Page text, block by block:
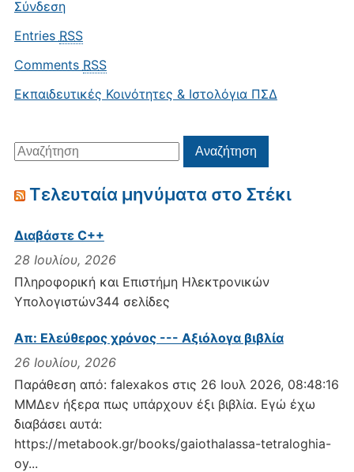
Σύνδεση
Entries RSS
Comments RSS
Εκπαιδευτικές Κοινότητες & Ιστολόγια ΠΣΔ
Αναζήτηση
για:
Αναζήτηση
Τελευταία μηνύματα στο Στέκι
Διαβάστε C++
28 Ιουλίου, 2026
Πληροφορική και Επιστήμη Ηλεκτρονικών
Υπολογιστών344 σελίδες
Απ: Ελεύθερος χρόνος --- Αξιόλογα βιβλία
26 Ιουλίου, 2026
Παράθεση από: falexakos στις 26 Ιουλ 2026, 08:48:16
ΜΜΔεν ήξερα πως υπάρχουν έξι βιβλία. Εγώ έχω
διαβάσει αυτά:
https://metabook.gr/books/gaiothalassa-tetraloghia-
oy...